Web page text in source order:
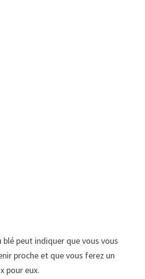
blé peut indiquer que vous vous
proche et que vous ferez un
pour eux.